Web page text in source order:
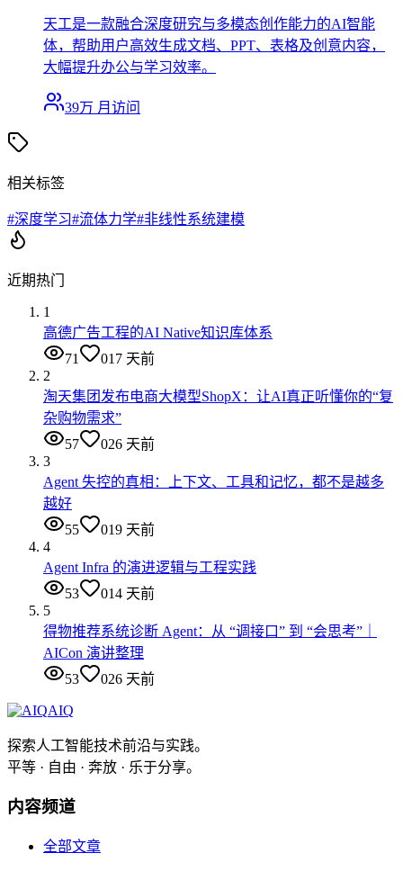
天工是一款融合深度研究与多模态创作能力的AI智能
体，帮助用户高效生成文档、PPT、表格及创意内容，
大幅提升办公与学习效率。
39万 月访问
相关标签
#深度学习#流体力学#非线性系统建模
近期热门
1
高德广告工程的AI Native知识库体系
71
017 天前
2
淘天集团发布电商大模型ShopX：让AI真正听懂你的“复
杂购物需求”
57
026 天前
3
Agent 失控的真相：上下文、工具和记忆，都不是越多
越好
55
019 天前
4
Agent Infra 的演进逻辑与工程实践
53
014 天前
5
得物推荐系统诊断 Agent：从 “调接口” 到 “会思考”｜
AICon 演讲整理
53
026 天前
AIQ
探索人工智能技术前沿与实践。
平等 · 自由 · 奔放 · 乐于分享。
内容频道
全部文章